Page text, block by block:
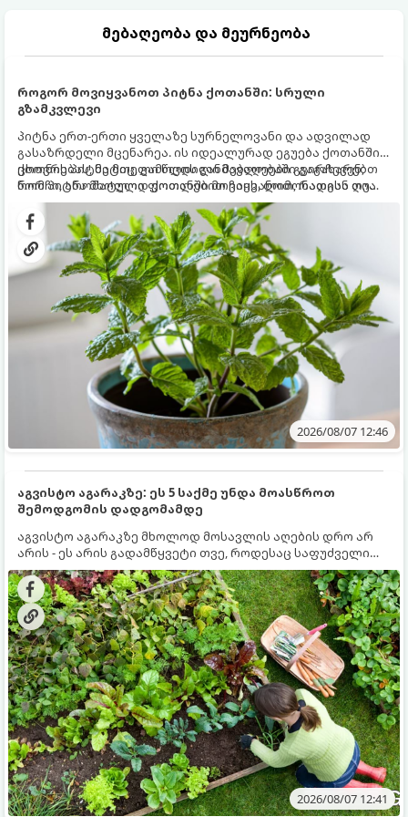
მებაღეობა და მეურნეობა
როგორ მოვიყვანოთ პიტნა ქოთანში: სრული
გზამკვლევი
პიტნა ერთ-ერთი ყველაზე სურნელოვანი და ადვილად
გასაზრდელი მცენარეა. ის იდეალურად ეგუება ქოთანში
ცხოვრებას, მეტიც, გამოცდილი მებაღეები გვირჩევენ,
რომ პიტნა მხოლოდ ქოთანში მოვიყვანოთ, რადგან ღია
გრუნტში (ბაღში) დარგვისას ის ფესვებით ძალიან
სწრაფად ვრცელდება და სხვა მცენარეებს ავიწროებს.
ქოთნის პიტნა მთელი წლის განმავლობაში გაგახარებთ
ნორჩი, არომატული ფოთლებით ჩაის, ლიმონათისა თუ
კერძებისთვის.
2026/08/07 12:46
აგვისტო აგარაკზე: ეს 5 საქმე უნდა მოასწროთ
შემოდგომის დადგომამდე
აგვისტო აგარაკზე მხოლოდ მოსავლის აღების დრო არ
არის - ეს არის გადამწყვეტი თვე, როდესაც საფუძველი
ეყრება მომავალი წლის მოსავალს და ბაღი მზადდება
შემოდგომა-ზამთრის სეზონისთვის. იმისათვის, რომ
ნიადაგმა ენერგია აღიდგინოს, ხოლო მცენარეებმა
ზამთარს გაუძლონ, აგვისტოს ბოლომდე 5
მნიშვნელოვანი საქმის გაკეთება უნდა მოასწროთ:
2026/08/07 12:41